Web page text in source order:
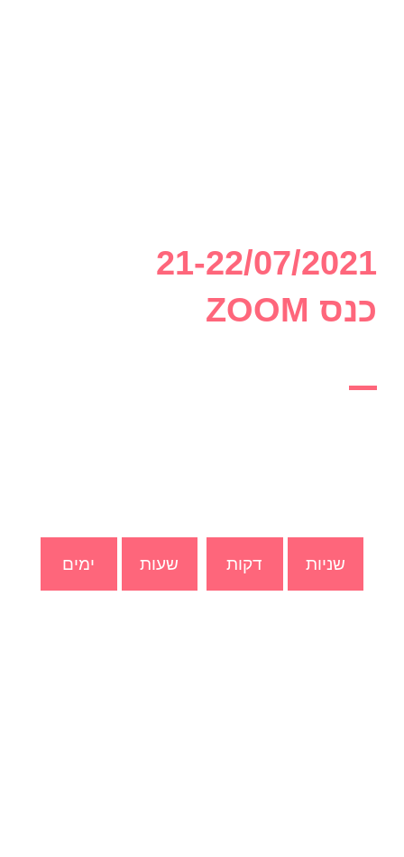
21-22/07/2021
כנס ZOOM
ימים שעות דקות שניות